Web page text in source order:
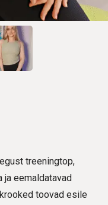
treeningtop,
eemaldatavad
toovad esile